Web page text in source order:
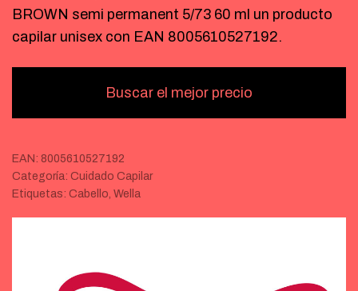
BROWN semi permanent 5/73 60 ml un producto
capilar unisex con EAN 8005610527192.
Buscar el mejor precio
EAN: 8005610527192
Categoría: Cuidado Capilar
Etiquetas: Cabello, Wella